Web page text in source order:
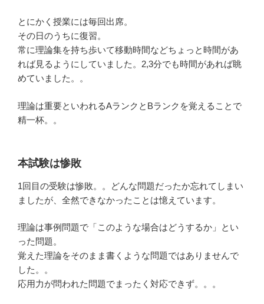
とにかく授業には毎回出席。
その日のうちに復習。
常に理論集を持ち歩いて移動時間などちょっと時間があ
れば見るようにしていました。2,3分でも時間があれば眺
めていました。。
理論は重要といわれるAランクとBランクを覚えることで
精一杯。。
本試験は惨敗
1回目の受験は惨敗。。どんな問題だったか忘れてしまい
ましたが、全然できなかったことは憶えています。
理論は事例問題で「このような場合はどうするか」とい
った問題。
覚えた理論をそのまま書くような問題ではありませんで
した。。
応用力が問われた問題でまったく対応できず。。。